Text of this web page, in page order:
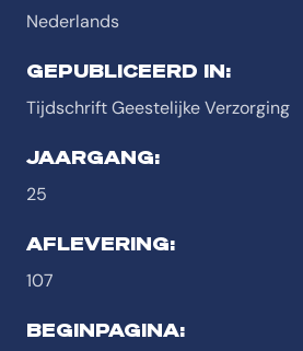
Nederlands
GEPUBLICEERD IN:
Tijdschrift Geestelijke Verzorging
JAARGANG:
25
AFLEVERING:
107
BEGINPAGINA: